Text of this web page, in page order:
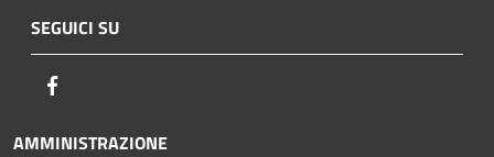
SEGUICI SU
AMMINISTRAZIONE